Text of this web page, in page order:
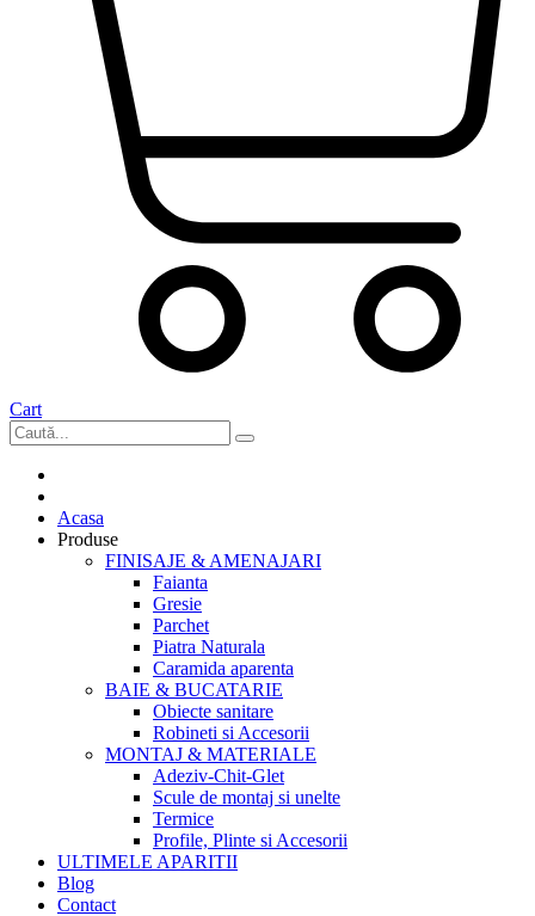
Cart
Acasa
Produse
FINISAJE & AMENAJARI
Faianta
Gresie
Parchet
Piatra Naturala
Caramida aparenta
BAIE & BUCATARIE
Obiecte sanitare
Robineti si Accesorii
MONTAJ & MATERIALE
Adeziv-Chit-Glet
Scule de montaj si unelte
Termice
Profile, Plinte si Accesorii
ULTIMELE APARITII
Blog
Contact